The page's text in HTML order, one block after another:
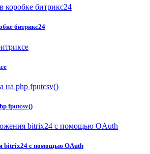
битрикс24
fputcsv()
bitrix24 с помощью OAuth